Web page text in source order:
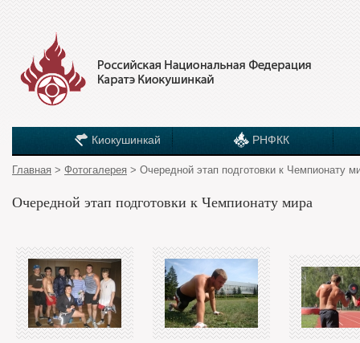
Киокушинкай РНФКК
Главная > Фотогалерея > Очередной этап подготовки к Чемпионату
Очередной этап подготовки к Чемпионату мира